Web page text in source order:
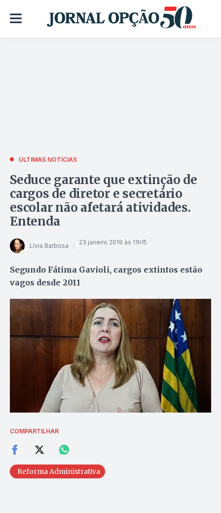
ÚLTIMAS NOTÍCIAS
Seduce garante que extinção de
cargos de diretor e secretário
escolar não afetará atividades.
Entenda
Lívia Barbosa 23 janeiro 2019 às 11h15
Segundo Fátima Gavioli, cargos extintos estão
vagos desde 2011
COMPARTILHAR
Reforma Administrativa